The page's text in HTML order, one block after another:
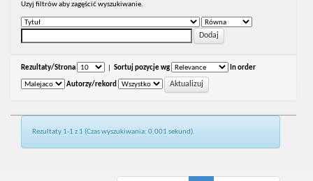
Uzyj filtrów aby zagęścić wyszukiwanie.
Rezultaty/Strona Sortuj pozycje wg In order
Autorzy/rekord
Rezultaty 1-1 z 1 (Czas wyszukiwania: 0.001 sekund).